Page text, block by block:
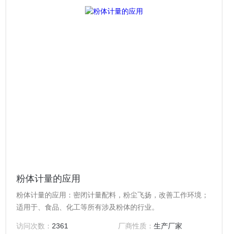
粉体计量的应用
粉体计量的应用：密闭计量配料，粉尘飞扬，改善工作环境；
适用于、食品、化工等所有涉及粉体的行业。
访问次数： 2361 厂商性质： 生产厂家